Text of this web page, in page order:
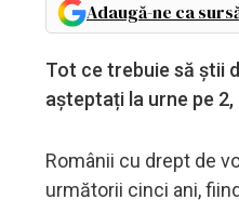
Adaugă-ne ca
Tot ce trebuie să știi
așteptați la urne pe 2,
Românii cu drept de
următorii cinci ani,